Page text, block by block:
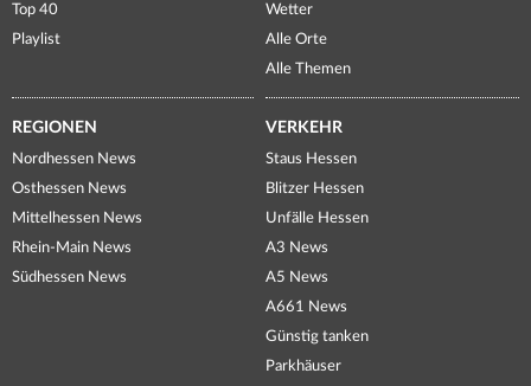
Top 40
Playlist
Wetter
Alle Orte
Alle Themen
REGIONEN
Nordhessen News
Osthessen News
Mittelhessen News
Rhein-Main News
Südhessen News
VERKEHR
Staus Hessen
Blitzer Hessen
Unfälle Hessen
A3 News
A5 News
A661 News
Günstig tanken
Parkhäuser